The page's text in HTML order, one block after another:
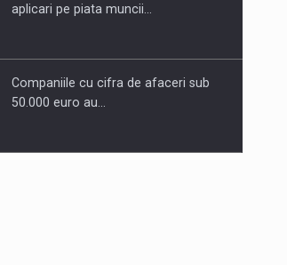
aplicari pe piata muncii…
Companiile cu cifra de afaceri sub
50.000 euro au…